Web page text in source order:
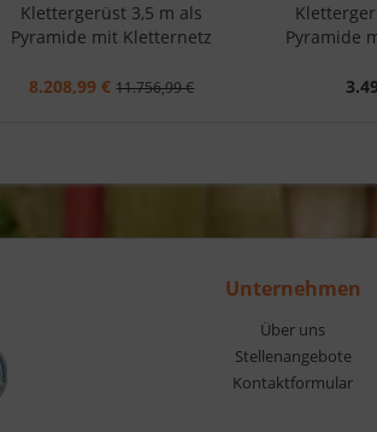
Klettergerüst 3,5 m als
Pyramide mit Kletternetz
8.208,99 € 11.756,99 €
Pyramide
Unternehmen
Über uns
Stellenangebote
Kontaktformular